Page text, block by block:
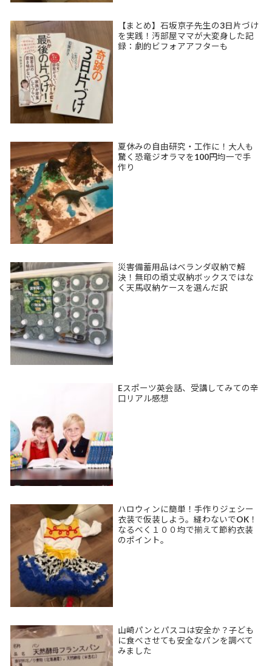
【まとめ】石坂京子先生の3日片づけ
を実践！汚部屋ママが大変身した記
録：劇的ビフォアアフターも
夏休みの自由研究・工作に！大人も
驚く恐竜ジオラマを100円均一で手
作り
災害備蓄用品はベランダ収納で解
決！無印の頑丈収納ボックスではな
く天馬収納ケースを選んだ訳
Eスポーツ英会話、受講してみての辛
口リアル感想
ハロウィンに簡単！手作りジェシー
衣装で仮装しよう。縫わないでOK！
なるべく１００均で揃えて節約衣装
のポイント。
山崎パンとパスコは安全か？子ども
に食べさせても安全なパンを調べて
みました